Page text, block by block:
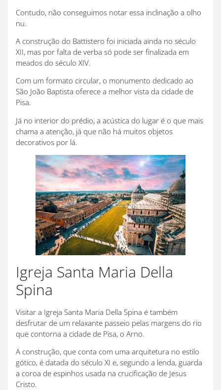
Contudo, não conseguimos notar essa inclinação a olho
nu.
A construção do Battistero foi iniciada ainda no século
XII, mas por falta de verba só pode ser finalizada em
meados do século XIV.
Com um formato circular, o monumento dedicado ao
São João Baptista oferece a melhor vista da cidade de
Pisa.
Já no interior do prédio, a acústica do lugar é o que mais
chama a atenção, já que não há muitos objetos
decorativos por lá.
Igreja Santa Maria Della
Spina
Visitar a Igreja Santa Maria Della Spina é também
desfrutar de um relaxante passeio pelas margens do rio
que contorna a cidade de Pisa, o Arno.
A construção, que conta com uma arquitetura no estilo
gótico, é datada do século XI e, segundo a lenda, guarda
a coroa de espinhos usada na crucificação de Jesus
Cristo.